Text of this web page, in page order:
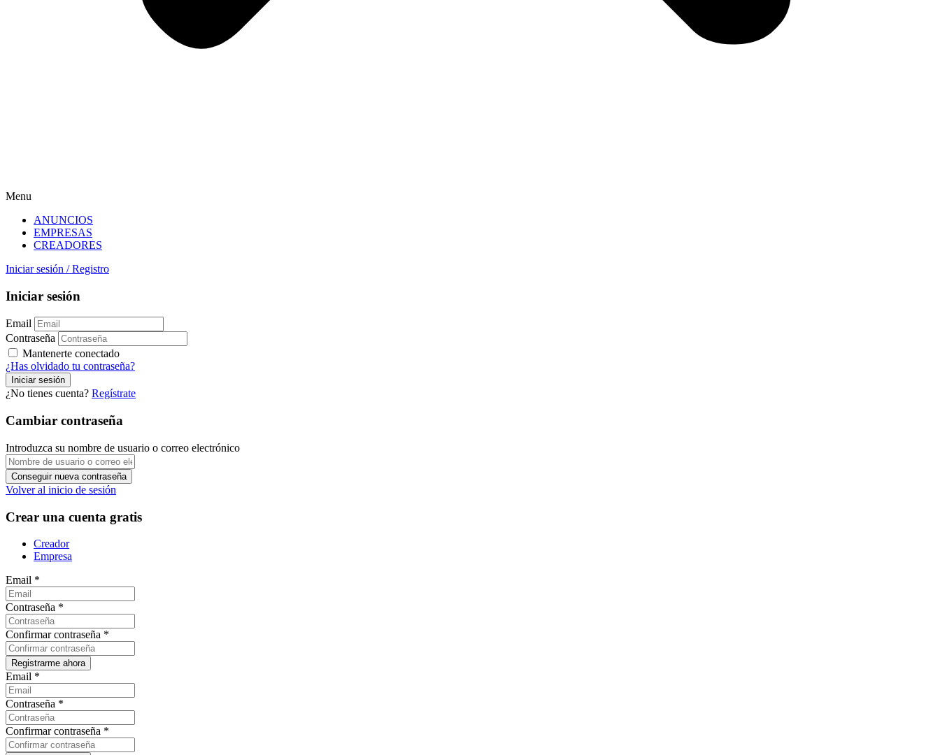
Menu
ANUNCIOS
EMPRESAS
CREADORES
Iniciar sesión / Registro
Iniciar sesión
Email
Contraseña
Mantenerte conectado
¿Has olvidado tu contraseña?
¿No tienes cuenta? Regístrate
Cambiar contraseña
Introduzca su nombre de usuario o correo electrónico
Volver al inicio de sesión
Crear una cuenta gratis
Creador
Empresa
Email *
Contraseña *
Confirmar contraseña *
Email *
Contraseña *
Confirmar contraseña *